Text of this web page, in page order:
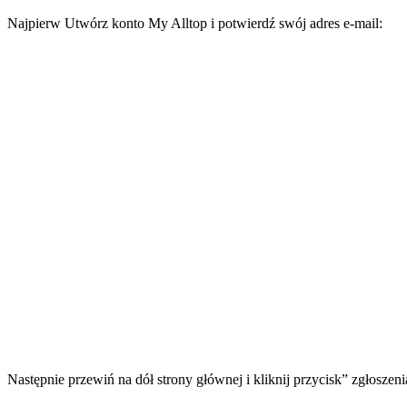
Najpierw Utwórz konto My Alltop i potwierdź swój adres e-mail:
Następnie przewiń na dół strony głównej i kliknij przycisk”